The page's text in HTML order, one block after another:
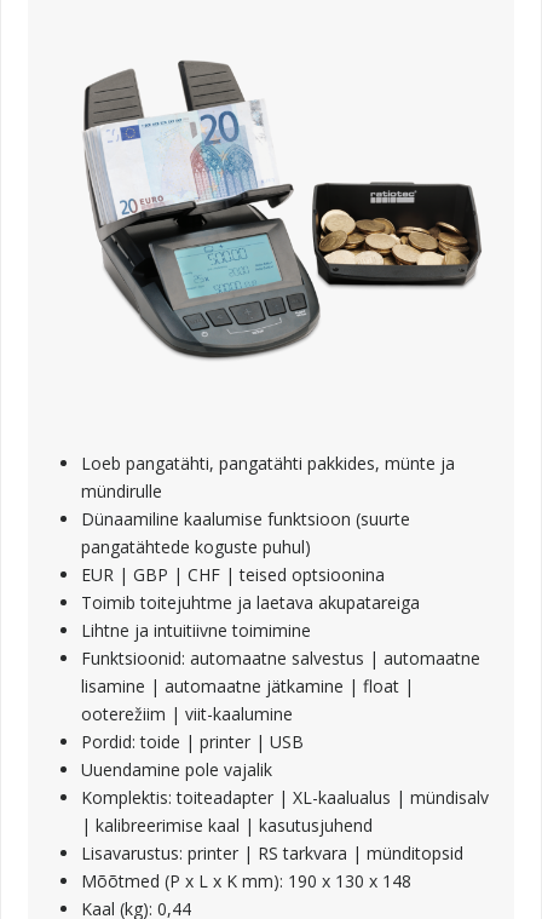
Loeb pangatähti, pangatähti pakkides, münte ja
mündirulle
Dünaamiline kaalumise funktsioon (suurte
pangatähtede koguste puhul)
EUR | GBP | CHF | teised optsioonina
Toimib toitejuhtme ja laetava akupatareiga
Lihtne ja intuitiivne toimimine
Funktsioonid: automaatne salvestus | automaatne
lisamine | automaatne jätkamine | float |
ooterežiim | viit-kaalumine
Pordid: toide | printer | USB
Uuendamine pole vajalik
Komplektis: toiteadapter | XL-kaalualus | mündisalv
| kalibreerimise kaal | kasutusjuhend
Lisavarustus: printer | RS tarkvara | münditopsid
Mõõtmed (P x L x K mm): 190 x 130 x 148
Kaal (kg): 0,44